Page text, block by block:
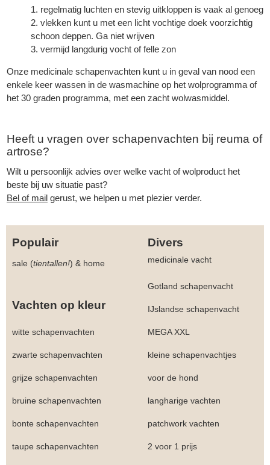
regelmatig luchten en stevig uitkloppen is vaak al genoeg
vlekken kunt u met een licht vochtige doek voorzichtig
schoon deppen. Ga niet wrijven
vermijd langdurig vocht of felle zon
Onze medicinale schapenvachten kunt u in geval van nood een
enkele keer wassen in de wasmachine op het wolprogramma of
het 30 graden programma, met een zacht wolwasmiddel.
Heeft u vragen over schapenvachten bij reuma of
artrose?
Wilt u persoonlijk advies over welke vacht of wolproduct het
beste bij uw situatie past?
Bel of mail gerust, we helpen u met plezier verder.
Populair Divers
sale (tientallen!) & home medicinale vacht
Gotland schapenvacht
Vachten op kleur IJslandse schapenvacht
witte schapenvachten MEGA XXL
zwarte schapenvachten kleine schapenvachtjes
grijze schapenvachten voor de hond
bruine schapenvachten langharige vachten
bonte schapenvachten patchwork vachten
taupe schapenvachten 2 voor 1 prijs